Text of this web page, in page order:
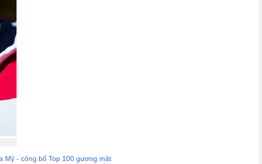
Mỹ - công bố Top 100 gương mặt